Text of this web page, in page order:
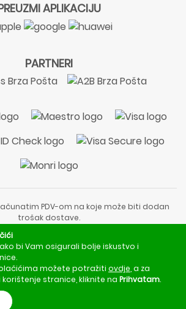
APLIKACIJU
PARTNERI
PDV-om na koje može biti dodan
trošak dostave.
pregled ili savjet farmaceuta.
opreza, rizicima i nuspojavama
svom liječniku ili farmaceutu.
| ApotekaViva24 | Sva prava zadržava
bi Vam osigurali bolje iskustvo i
možete potražiti ovdje , a za
stranice, kliknite na Prihvatam.